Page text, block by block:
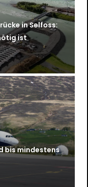
in Selfoss:
ist
bis mindestens